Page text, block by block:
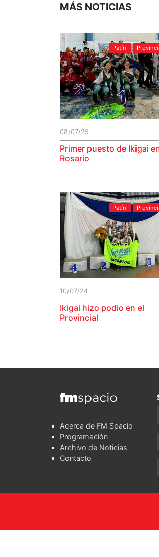
MÁS NOTICIAS
Patín
08/07/25
Primer puesto de Ikigai
Rosario
Patín
10/07/24
Ikigai hizo podio en el
Provincial
Acerca de FM Spacio
Programación
Archivo de Noticias
Contacto